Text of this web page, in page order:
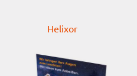
Helixor